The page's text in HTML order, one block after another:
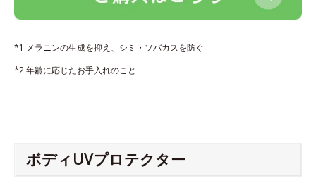
*1 メラニンの生成を抑え、シミ・ソバカスを防ぐ
*2 年齢に応じたお手入れのこと
ボディUVプロテクター